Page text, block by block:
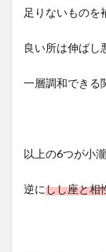
足りないものを
良い所は伸ばし
一層調和できる
以上の6つが小
逆にしし座と相